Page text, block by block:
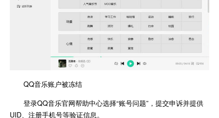
QQ音乐账户被冻结
登录QQ音乐官网帮助中心选择“账号问题”，提交申诉并提供
UID、注册手机号等验证信息。